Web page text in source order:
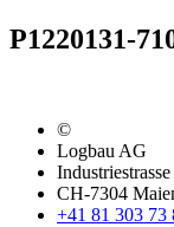
P1220131-
©
Logbau AG
CH-7304
+41 81 303 73